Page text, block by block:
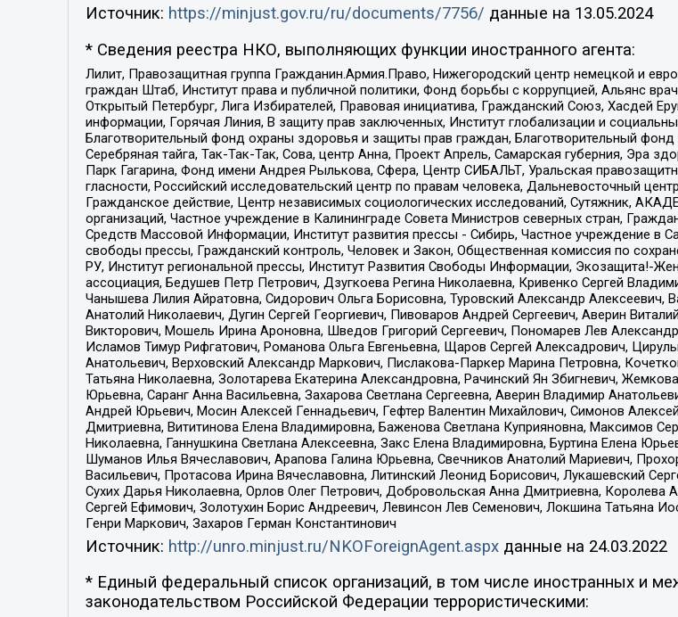
Источник: https://minjust.gov.ru/ru/documents/7756/ данные на 13.05.2024
* Сведения реестра НКО, выполняющих функции иностранного агента:
Лилит, Правозащитная группа Гражданин.Армия.Право, Нижегородский центр немецкой и
граждан Штаб, Институт права и публичной политики, Фонд борьбы с коррупцией, Альянс
Открытый Петербург, Лига Избирателей, Правовая инициатива, Гражданский Союз, Хасдей
информации, Горячая Линия, В защиту прав заключенных, Институт глобализации и
Благотворительный фонд охраны здоровья и защиты прав граждан, Благотворительный
Серебряная тайга, Так-Так-Так, Сова, центр Анна, Проект Апрель, Самарская губерния, Эра
Парк Гагарина, Фонд имени Андрея Рылькова, Сфера, Центр СИБАЛЬТ, Уральская
гласности, Российский исследовательский центр по правам человека, Дальневосточный
Гражданское действие, Центр независимых социологических исследований, Сутяжник,
организаций, Частное учреждение в Калининграде Совета Министров северных стран,
Средств Массовой Информации, Институт развития прессы - Сибирь, Частное учреждение в
свободы прессы, Гражданский контроль, Человек и Закон, Общественная комиссия по
РУ, Институт региональной прессы, Институт Развития Свободы Информации, Экозащита!-
ассоциация, Бедушев Петр Петрович, Дзугкоева Регина Николаевна, Кривенко Сергей
Чанышева Лилия Айратовна, Сидорович Ольга Борисовна, Туровский Александр Алексеевич,
Анатолий Николаевич, Дугин Сергей Георгиевич, Пивоваров Андрей Сергеевич, Аверин
Викторович, Мошель Ирина Ароновна, Шведов Григорий Сергеевич, Пономарев Лев
Исламов Тимур Рифгатович, Романова Ольга Евгеньевна, Щаров Сергей Алексадрович,
Анатольевич, Верховский Александр Маркович, Пислакова-Паркер Марина Петровна,
Татьяна Николаевна, Золотарева Екатерина Александровна, Рачинский Ян Збигневич,
Юрьевна, Саранг Анна Васильевна, Захарова Светлана Сергеевна, Аверин Владимир
Андрей Юрьевич, Мосин Алексей Геннадьевич, Гефтер Валентин Михайлович, Симонов
Дмитриевна, Вититинова Елена Владимировна, Баженова Светлана Куприяновна, Максимов
Николаевна, Ганнушкина Светлана Алексеевна, Закс Елена Владимировна, Буртина Елена
Шуманов Илья Вячеславович, Арапова Галина Юрьевна, Свечников Анатолий Мариевич,
Васильевич, Протасова Ирина Вячеславовна, Литинский Леонид Борисович, Лукашевский
Сухих Дарья Николаевна, Орлов Олег Петрович, Добровольская Анна Дмитриевна, Королева
Сергей Ефимович, Золотухин Борис Андреевич, Левинсон Лев Семенович, Локшина Татьяна
Генри Маркович, Захаров Герман Константинович
Источник: http://unro.minjust.ru/NKOForeignAgent.aspxданные на 24.03.2022
* Единый федеральный список организаций, в том числе иностранных и
законодательством Российской Федерации террористическими: